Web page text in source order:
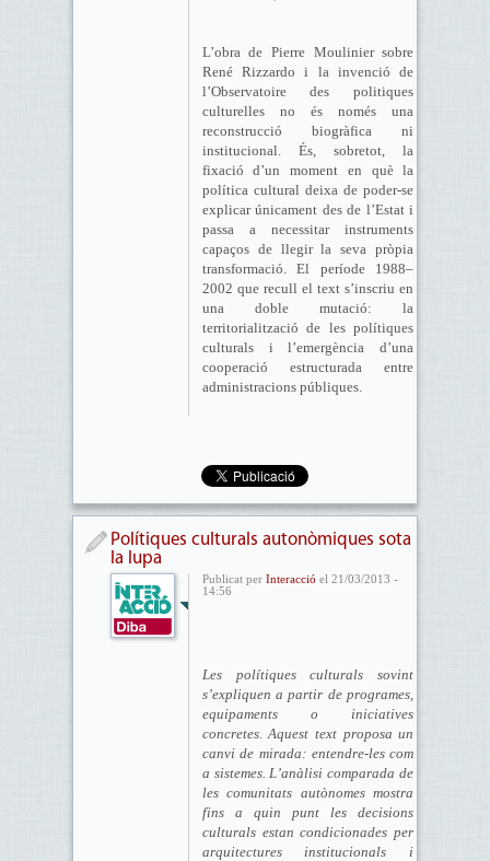
L’obra de Pierre Moulinier sobre
René Rizzardo i la invenció de
l’Observatoire des politiques
culturelles no és només una
reconstrucció biogràfica ni
institucional. És, sobretot, la
fixació d’un moment en què la
política cultural deixa de poder-se
explicar únicament des de l’Estat i
passa a necessitar instruments
capaços de llegir la seva pròpia
transformació. El període 1988–
2002 que recull el text s’inscriu en
una doble mutació: la
territorialització de les polítiques
culturals i l’emergència d’una
cooperació estructurada entre
administracions públiques.
Polítiques culturals autonòmiques sota
la lupa
Publicat per Interacció el 21/03/2013 -
14:56
Les polítiques culturals sovint
s’expliquen a partir de programes,
equipaments o iniciatives
concretes. Aquest text proposa un
canvi de mirada: entendre-les com
a sistemes. L’anàlisi comparada de
les comunitats autònomes mostra
fins a quin punt les decisions
culturals estan condicionades per
arquitectures institucionals i